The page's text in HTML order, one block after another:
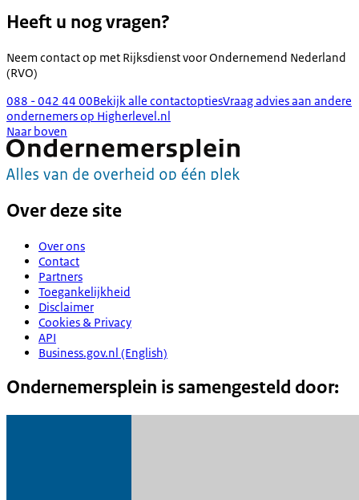
Heeft u nog vragen?
Neem contact op met Rijksdienst voor Ondernemend Nederland
(RVO)
088 - 042 44 00Bekijk alle contactoptiesVraag advies aan andere
ondernemers op Higherlevel.nl
Naar boven
Over deze site
Over ons
Contact
Partners
Toegankelijkheid
Disclaimer
Cookies & Privacy
API
Business.gov.nl (English)
Ondernemersplein is samengesteld door: